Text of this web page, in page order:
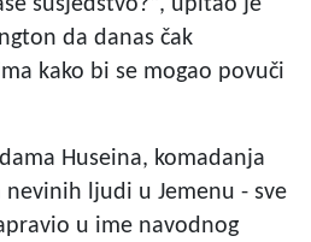
da danas čak
kako bi se mogao povuči
Huseina, komadanja
ljudi u Jemenu - sve
u ime navodnog